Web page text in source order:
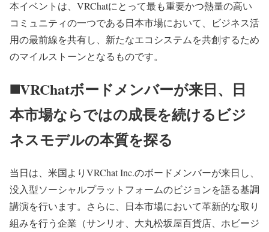
本イベントは、VRChatにとって最も重要かつ熱量の高い
コミュニティの一つである日本市場において、ビジネス活
用の最前線を共有し、新たなエコシステムを共創するため
のマイルストーンとなるものです。
◼️VRChatボードメンバーが来日、日
本市場ならではの成長を続けるビジ
ネスモデルの本質を探る
当日は、米国よりVRChat Inc.のボードメンバーが来日し、
没入型ソーシャルプラットフォームのビジョンを語る基調
講演を行います。さらに、日本市場において革新的な取り
組みを行う企業（サンリオ、大丸松坂屋百貨店、ホビージ